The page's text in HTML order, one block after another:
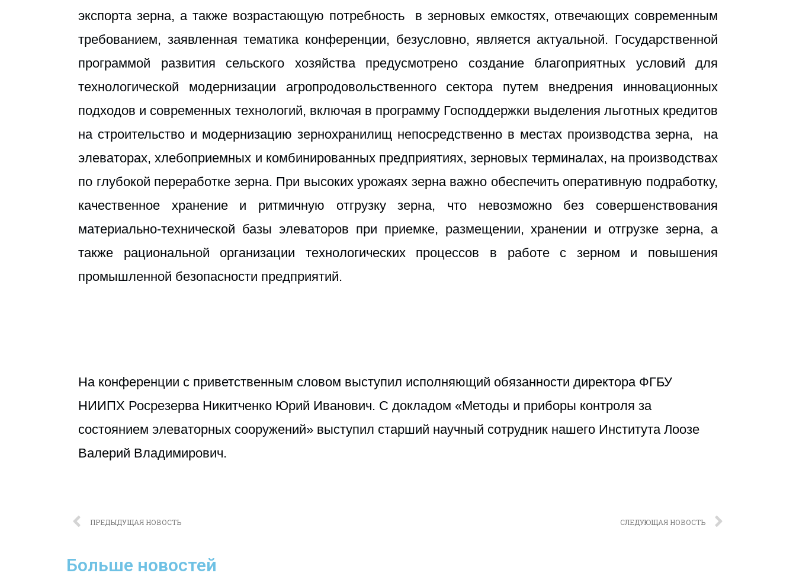
экспорта зерна, а также возрастающую потребность в зерновых емкостях, отвечающих современным
требованием, заявленная тематика конференции, безусловно, является актуальной. Государственной
программой развития сельского хозяйства предусмотрено создание благоприятных условий для
технологической модернизации агропродовольственного сектора путем внедрения инновационных
подходов и современных технологий, включая в программу Господдержки выделения льготных кредитов
на строительство и модернизацию зернохранилищ непосредственно в местах производства зерна, на
элеваторах, хлебоприемных и комбинированных предприятиях, зерновых терминалах, на производствах
по глубокой переработке зерна. При высоких урожаях зерна важно обеспечить оперативную подработку,
качественное хранение и ритмичную отгрузку зерна, что невозможно без совершенствования
материально-технической базы элеваторов при приемке, размещении, хранении и отгрузке зерна, а
также рациональной организации технологических процессов в работе с зерном и повышения
промышленной безопасности предприятий.
На конференции с приветственным словом выступил исполняющий обязанности директора ФГБУ
НИИПХ Росрезерва Никитченко Юрий Иванович. С докладом «Методы и приборы контроля за
состоянием элеваторных сооружений» выступил старший научный сотрудник нашего Института Лоозе
Валерий Владимирович.
ПРЕДЫДУЩАЯ НОВОСТЬ СЛЕДУЮЩАЯ НОВОСТЬ
Больше новостей